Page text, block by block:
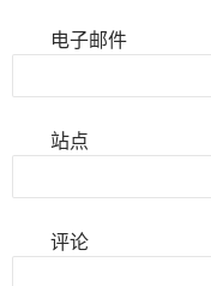
电子邮件
站点
评论